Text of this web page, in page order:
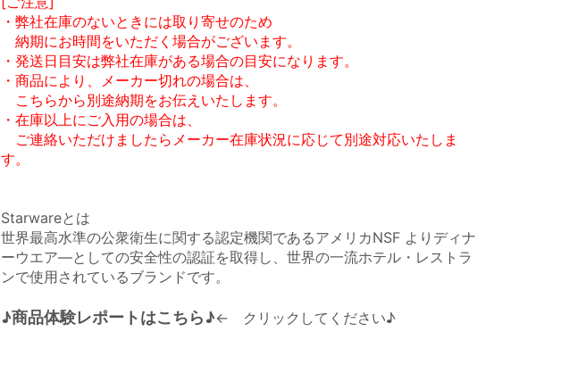
・弊社在庫のないときには取り寄せのため
納期にお時間をいただく場合がございます。
・発送日目安は弊社在庫がある場合の目安になります。
・商品により、メーカー切れの場合は、
こちらから別途納期をお伝えいたします。
・在庫以上にご入用の場合は、
ご連絡いただけましたらメーカー在庫状況に応じて別途対応いたしま
す。
Starwareとは
世界最高水準の公衆衛生に関する認定機関であるアメリカNSF よりディナ
ーウエア―としての安全性の認証を取得し、世界の一流ホテル・レストラ
ンで使用されているブランドです。
♪商品体験レポートはこちら♪← クリックしてください♪